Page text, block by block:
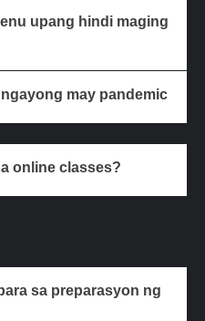
upang hindi maging
may pandemic
online classes?
sa preparasyon ng